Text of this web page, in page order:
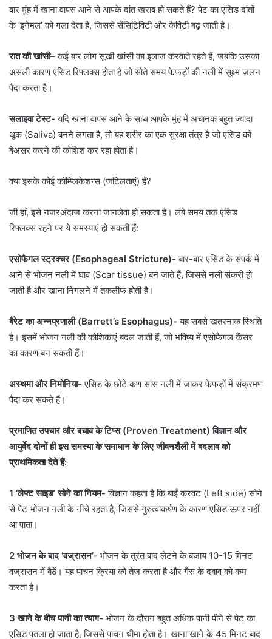
बार मुंह में खाना वापस आने से आपके दांत खराब हो सकते हैं? पेट का एसिड दांतों
के ‘इनेमल’ को गला देता है, जिससे सेंसिटिविटी और कैविटी बढ़ जाती है।
रात की खांसी– कई बार लोग सूखी खांसी का इलाज करवाते रहते हैं, जबकि उसका
असली कारण एसिड रिफ्लक्स होता है जो सोते समय फेफड़ों की नली में सूक्ष्म जलन
पैदा करता है।
सलाइवा टेस्ट-यदि खाना वापस आने के साथ आपके मुंह में अचानक बहुत ज्यादा
थूक (Saliva) बनने लगता है, तो यह शरीर का एक सुरक्षा तंत्र है जो एसिड को
बेअसर करने की कोशिश कर रहा होता है।
क्या इसके कोई कॉम्प्लिकेशन्स (जटिलताएं) हैं?
जी हाँ, इसे नजरअंदाज करना जानलेवा हो सकता है। लंबे समय तक एसिड
रिफ्लक्स रहने पर ये समस्याएं हो सकती हैं:
एसोफैगल स्ट्रक्चर (Esophageal Stricture)- बार-बार एसिड के संपर्क में
आने से भोजन नली में घाव (Scar tissue) बन जाते हैं, जिससे नली संकरी हो
जाती है और खाना निगलने में तकलीफ होती है।
बैरेट का अन्नप्रणाली (Barrett’s Esophagus)- यह सबसे खतरनाक स्थिति
है। इसमें भोजन नली की कोशिकाएं बदल जाती हैं, जो भविष्य में एसोफैगल कैंसर
का कारण बन सकती हैं।
अस्थमा और निमोनिया- एसिड के छोटे कण सांस नली में जाकर फेफड़ों में संक्रमण
पैदा कर सकते हैं।
प्रमाणित उपचार और बचाव के टिप्स (Proven Treatment) विज्ञान और
आयुर्वेद दोनों ही इस समस्या के समाधान के लिए जीवनशैली में बदलाव को
प्राथमिकता देते हैं:
1 ‘लेफ्ट साइड’ सोने का नियम- विज्ञान कहता है कि बाईं करवट (Left side) सोने
से पेट भोजन नली के नीचे रहता है, जिससे गुरुत्वाकर्षण के कारण एसिड ऊपर नहीं
आ पाता।
2 भोजन के बाद ‘वज्रासन’- भोजन के तुरंत बाद लेटने के बजाय 10-15 मिनट
वज्रासन में बैठें। यह पाचन क्रिया को तेज करता है और गैस के दबाव को कम
करता है।
3 खाने के बीच पानी का त्याग- भोजन के दौरान बहुत अधिक पानी पीने से पेट का
एसिड पतला हो जाता है, जिससे पाचन धीमा होता है। खाना खाने के 45 मिनट बाद